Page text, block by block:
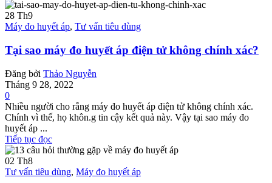
28 Th9
Máy đo huyết áp, Tư vấn tiêu dùng
Tại sao máy đo huyết áp điện tử không chính xác?
Đăng bởi Thảo Nguyễn
Tháng 9 28, 2022
0
Nhiều người cho rằng máy đo huyết áp điện tử không chính xác.
Chính vì thế, họ khôn.g tin cậy kết quả này. Vậy tại sao máy đo
huyết áp ...
Tiếp tục đọc
02 Th8
Tư vấn tiêu dùng, Máy đo huyết áp